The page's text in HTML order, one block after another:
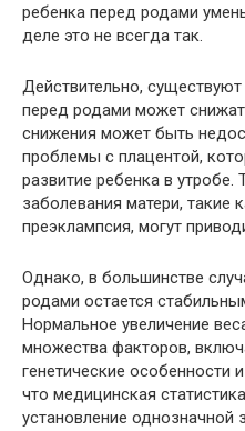
ребенка перед родами
деле это не всегда так.
Действительно,
перед родами может
снижения может быть
проблемы с плацентой,
развитие ребенка в утробе.
заболевания матери, такие
преэклампсия, могут
Однако, в большинстве
родами остается
Нормальное увеличение
множества факторов,
генетические особенности
что медицинская
установление однозначной